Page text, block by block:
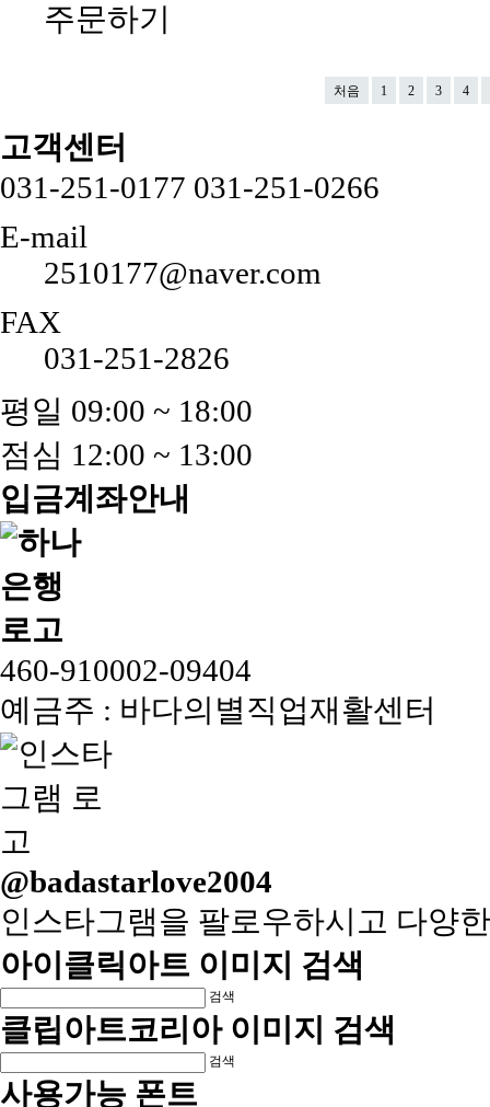
주문하기
처음 1 2 3 4
고객센터
031-251-0177 031-251-0266
E-mail
2510177@naver.com
FAX
031-251-2826
평일 09:00 ~ 18:00
점심 12:00 ~ 13:00
입금계좌안내
460-910002-09404
예금주 : 바다의별직업재활센터
@badastarlove2004
인스타그램을 팔로우하시고 다양
아이클릭아트 이미지 검색
검색
클립아트코리아 이미지 검색
검색
사용가능 폰트